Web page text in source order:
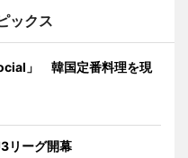
ックス
」 韓国定番料理を現
リーグ開幕